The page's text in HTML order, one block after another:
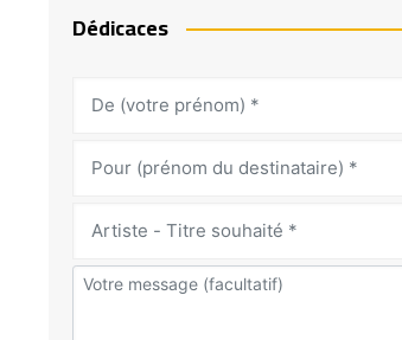
Dédicaces